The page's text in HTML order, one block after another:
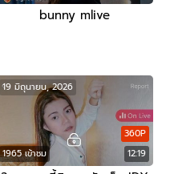
bunny mlive
1965 เข้าชม 12:19
360P
19 มิถุนายน, 2026